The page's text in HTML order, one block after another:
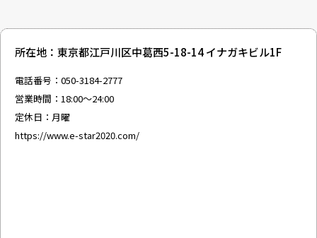
所在地：東京都江戸川区中葛西5-18-14 イナガキビル1F
電話番号：050-3184-2777
営業時間：18:00～24:00
定休日：月曜
https://www.e-star2020.com/